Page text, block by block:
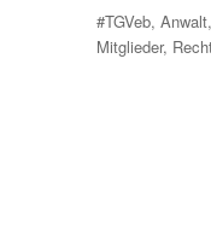
Schlagwörter
#TGVeb,Anwalt,
Mitglieder,